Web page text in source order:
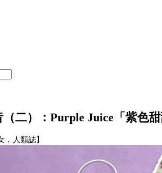
二）：Purple Juice「紫色甜
．人類誌】